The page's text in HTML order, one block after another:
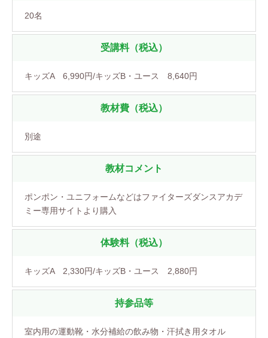
20名
受講料（税込）
キッズA 6,990円/キッズB・ユース 8,640円
教材費（税込）
別途
教材コメント
ポンポン・ユニフォームなどはファイターズダンスアカデ
ミー専用サイトより購入
体験料（税込）
キッズA 2,330円/キッズB・ユース 2,880円
持参品等
室内用の運動靴・水分補給の飲み物・汗拭き用タオル